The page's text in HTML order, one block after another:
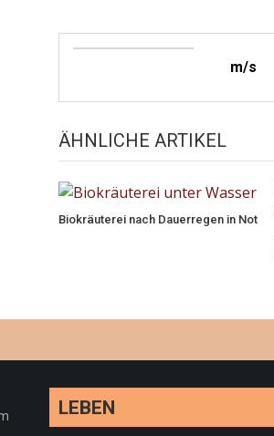
m/s
ÄHNLICHE ARTIKEL
Biokräuterei nach Dauerregen in Not
LEBEN